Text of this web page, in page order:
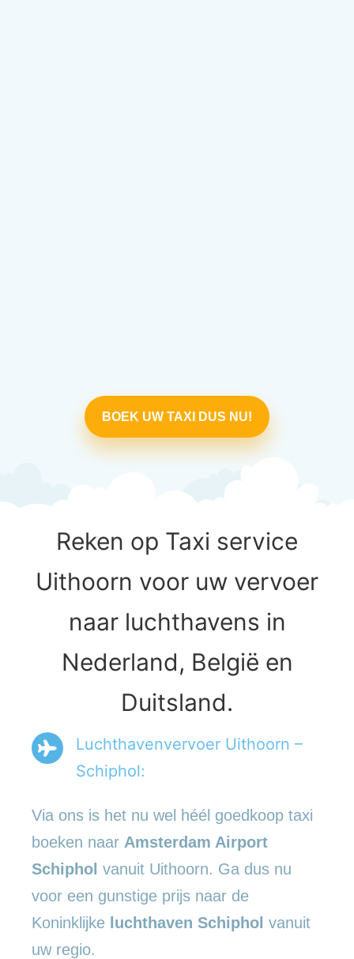
BOEK UW TAXI DUS NU!
Reken op Taxi service
Uithoorn voor uw vervoer
naar luchthavens in
Nederland, België en
Duitsland.
Luchthavenvervoer Uithoorn –
Schiphol:
Via ons is het nu wel héél goedkoop taxi
boeken naar Amsterdam Airport
Schiphol vanuit Uithoorn. Ga dus nu
voor een gunstige prijs naar de
Koninklijke luchthaven Schiphol vanuit
uw regio.